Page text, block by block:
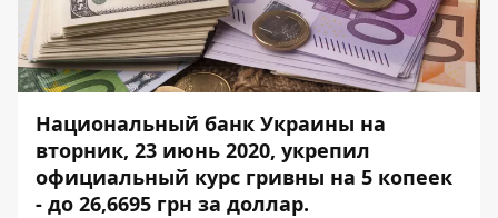
Национальный банк Украины на
вторник, 23 июнь 2020, укрепил
официальный курс гривны на 5 копеек
- до 26,6695 грн за доллар.